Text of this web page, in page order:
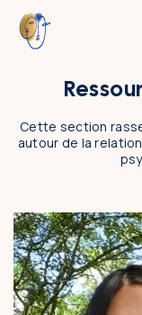
Cette section
autour de la